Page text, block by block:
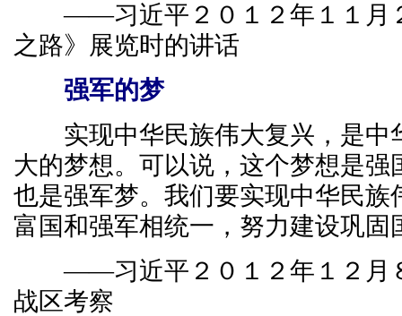
——习近平２０１２年１１月
之路》展览时的讲话
强军的梦
实现中华民族伟大复兴，是中
大的梦想。可以说，这个梦想是强
也是强军梦。我们要实现中华民族
富国和强军相统一，努力建设巩固
——习近平２０１２年１２月
战区考察